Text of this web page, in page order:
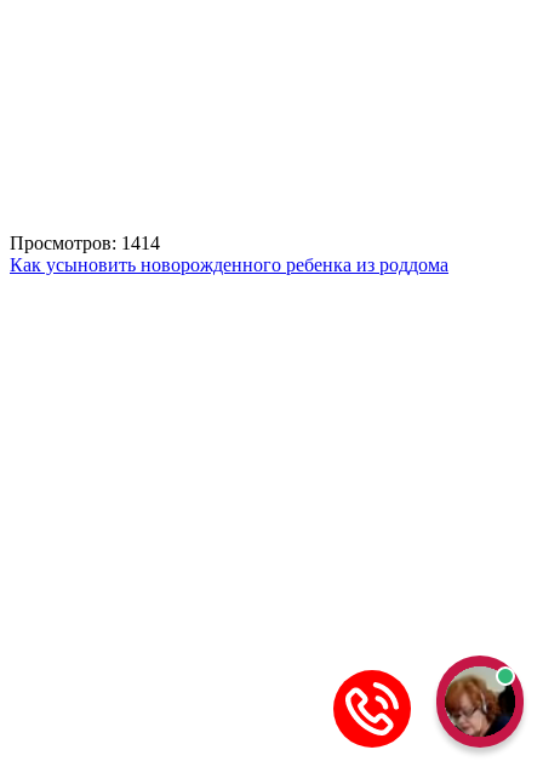
Просмотров: 1414
Как усыновить новорожденного ребенка из роддома